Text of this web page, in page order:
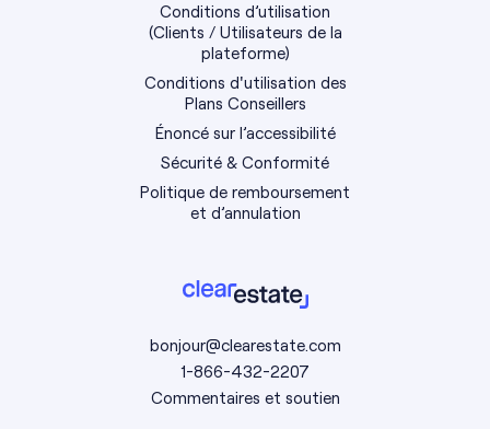
bonjour@clearestate.com
1-866-432-2207
Commentaires et soutien
Conditions d’utilisation
(Clients / Utilisateurs de la
plateforme)
Conditions d'utilisation des
Plans Conseillers
Énoncé sur l’accessibilité
Sécurité & Conformité
Politique de remboursement
et d’annulation